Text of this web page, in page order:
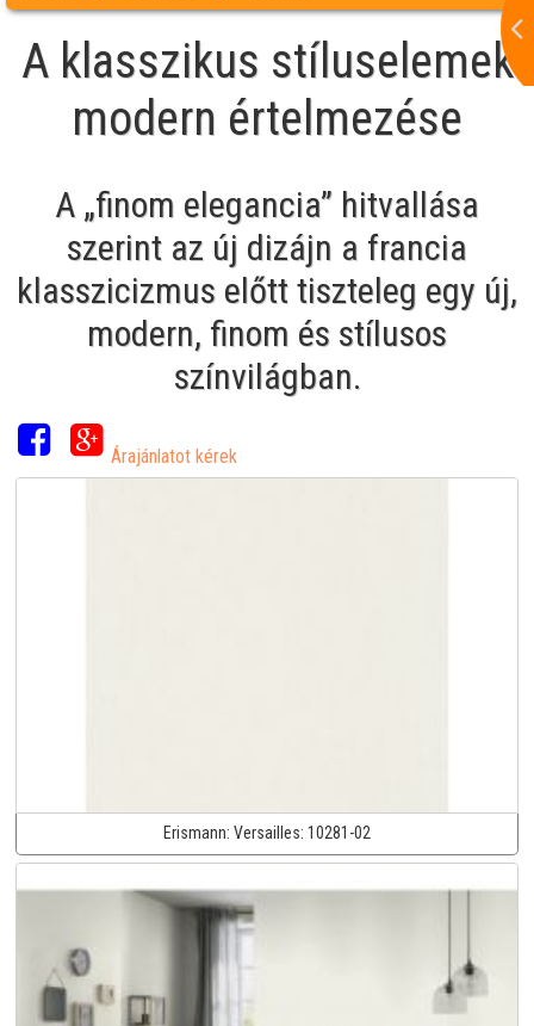
A klasszikus stíluselemek
modern értelmezése
A „finom elegancia” hitvallása
szerint az új dizájn a francia
klasszicizmus előtt tiszteleg egy új,
modern, finom és stílusos
színvilágban.
Árajánlatot kérek
Erismann: Versailles: 10281-02